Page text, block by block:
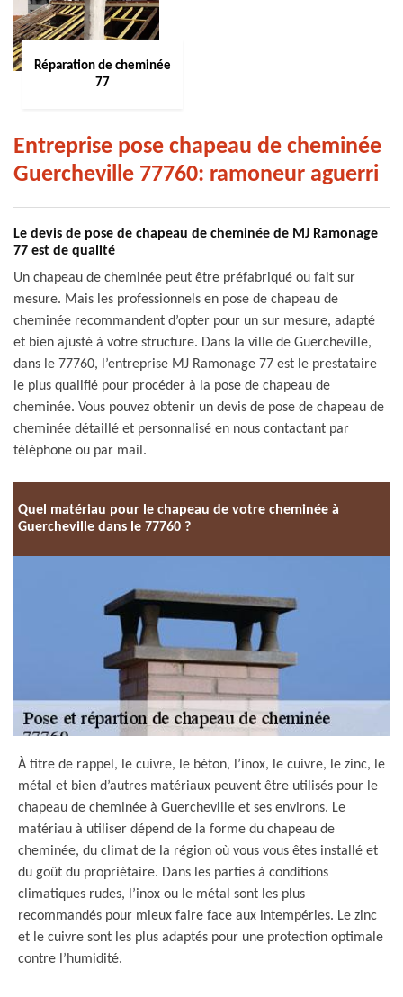
Réparation de cheminée
77
Entreprise pose chapeau de cheminée
Guercheville 77760: ramoneur aguerri
Le devis de pose de chapeau de cheminée de MJ Ramonage
77 est de qualité
Un chapeau de cheminée peut être préfabriqué ou fait sur
mesure. Mais les professionnels en pose de chapeau de
cheminée recommandent d’opter pour un sur mesure, adapté
et bien ajusté à votre structure. Dans la ville de Guercheville,
dans le 77760, l’entreprise MJ Ramonage 77 est le prestataire
le plus qualifié pour procéder à la pose de chapeau de
cheminée. Vous pouvez obtenir un devis de pose de chapeau de
cheminée détaillé et personnalisé en nous contactant par
téléphone ou par mail.
Quel matériau pour le chapeau de votre cheminée à
Guercheville dans le 77760 ?
À titre de rappel, le cuivre, le béton, l’inox, le cuivre, le zinc, le
métal et bien d’autres matériaux peuvent être utilisés pour le
chapeau de cheminée à Guercheville et ses environs. Le
matériau à utiliser dépend de la forme du chapeau de
cheminée, du climat de la région où vous vous êtes installé et
du goût du propriétaire. Dans les parties à conditions
climatiques rudes, l’inox ou le métal sont les plus
recommandés pour mieux faire face aux intempéries. Le zinc
et le cuivre sont les plus adaptés pour une protection optimale
contre l’humidité.